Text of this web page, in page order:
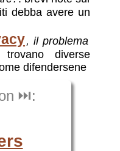
debba avere un
,il problema
diverse
difendersene
⏭️: